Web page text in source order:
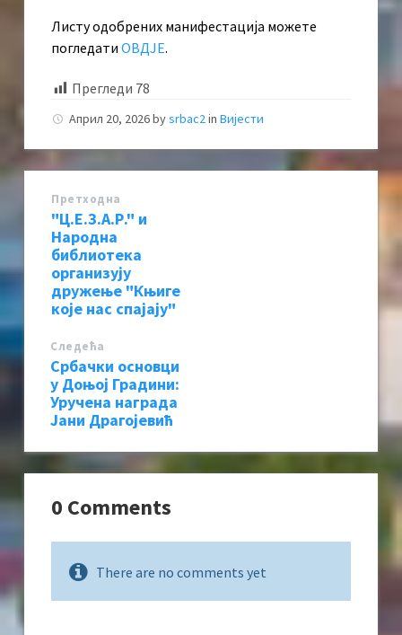
Листу одобрених манифестација можете
погледати ОВДЈЕ.
Прегледи 78
Април 20, 2026bysrbac2in Вијести
Претходна
"Ц.Е.З.А.Р." и
Народна
библиотека
организују
дружење "Књиге
које нас спајају"
Следећa
Србачки основци
у Доњој Градини:
Уручена награда
Јани Драгојевић
0 Comments
There are no comments yet